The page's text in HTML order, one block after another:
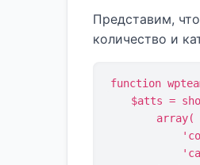
Представим,
количество и
function